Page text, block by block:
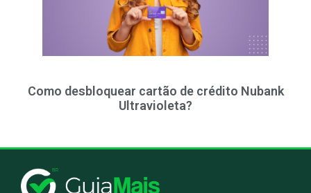
Como desbloquear cartão de crédito Nubank
Ultravioleta?